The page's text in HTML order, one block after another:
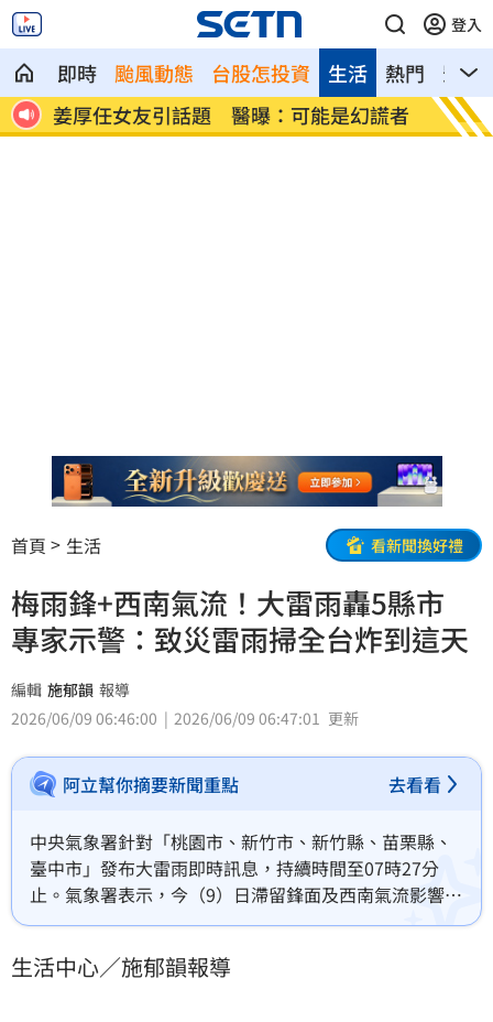
登入
即時 颱風動態 台股怎投資 熱門 影音
生活
除 姜厚任女友引話題 醫曝：可能是幻謊者 受惠
首頁 生活 看新聞換好禮
梅雨鋒+西南氣流！大雷雨轟5縣市
專家示警：致災雷雨掃全台炸到這天
編輯 施郁韻 報導
2026/06/09 06:46:00
2026/06/09 06:47:01 更新
阿立幫你摘要新聞重點 去看看
中央氣象署針對「桃園市、新竹市、新竹縣、苗栗縣、
臺中市」發布大雷雨即時訊息，持續時間至07時27分
止。氣象署表示，今（9）日滯留鋒面及西南氣流影響，
水氣充沛，各地降雨機率高，整個西半部、宜蘭地區及
其中南部山區有持續性的強降雨，累積雨量可能達到豪
生活中心／施郁韻報導